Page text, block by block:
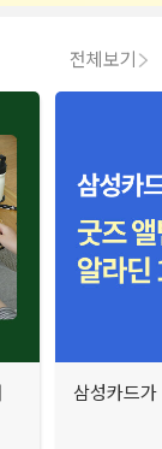
전체보기
삼성카드